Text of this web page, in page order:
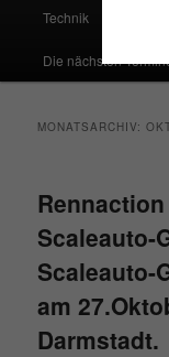
Technik
Die nächsten
MONATSARCHIV:
Scaleauto-
Scaleauto-
am
Darmstadt.